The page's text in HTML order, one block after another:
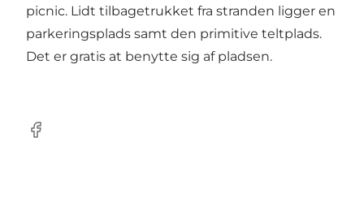
picnic. Lidt tilbagetrukket fra stranden ligger en
parkeringsplads samt den primitive teltplads.
Det er gratis at benytte sig af pladsen.
Facebook